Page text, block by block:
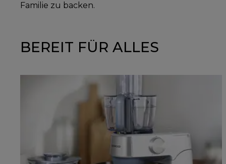
Familie zu backen.
BEREIT FÜR ALLES